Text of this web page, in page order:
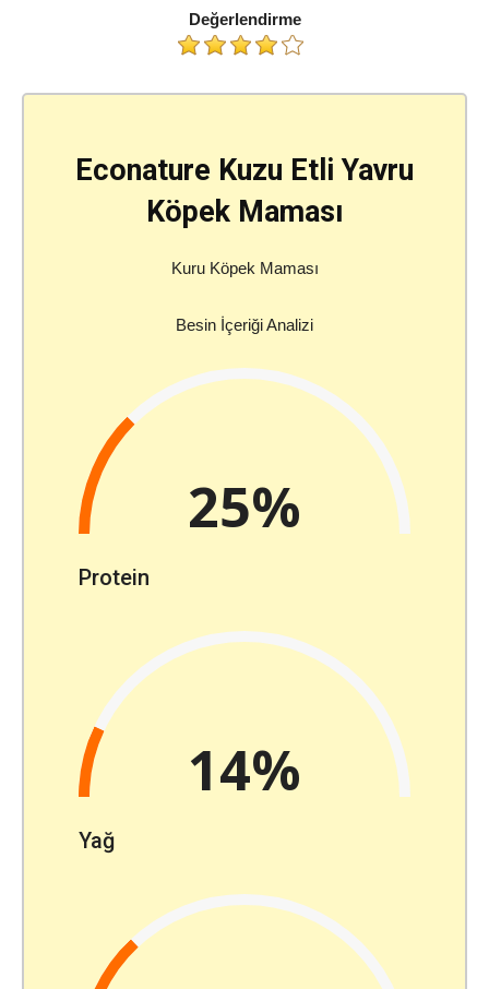
Değerlendirme
Econature Kuzu Etli Yavru
Köpek Maması
Kuru Köpek Maması
Besin İçeriği Analizi
25%
Protein
14%
Yağ